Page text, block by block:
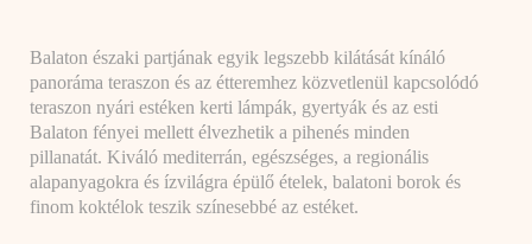
Balaton északi partjának egyik legszebb kilátását kínáló
panoráma teraszon és az étteremhez közvetlenül kapcsolódó
teraszon nyári estéken kerti lámpák, gyertyák és az esti
Balaton fényei mellett élvezhetik a pihenés minden
pillanatát. Kiváló mediterrán, egészséges, a regionális
alapanyagokra és ízvilágra épülő ételek, balatoni borok és
finom koktélok teszik színesebbé az estéket.